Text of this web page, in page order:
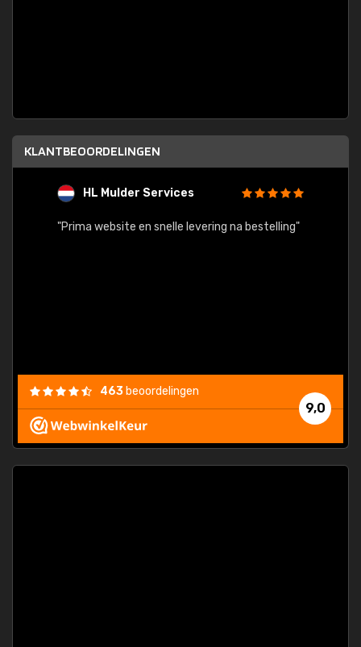
KLANTBEOORDELINGEN
HL Mulder Services
"Prima website en snelle levering na bestelling"
9,0
463 beoordelingen